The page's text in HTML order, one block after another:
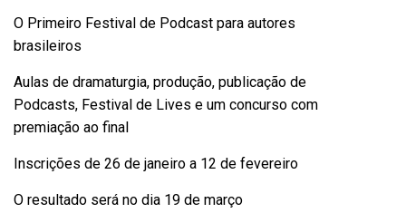
O Primeiro Festival de Podcast para autores
brasileiros
Aulas de dramaturgia, produção, publicação de
Podcasts, Festival de Lives e um concurso com
premiação ao final
Inscrições de 26 de janeiro a 12 de fevereiro
O resultado será no dia 19 de março